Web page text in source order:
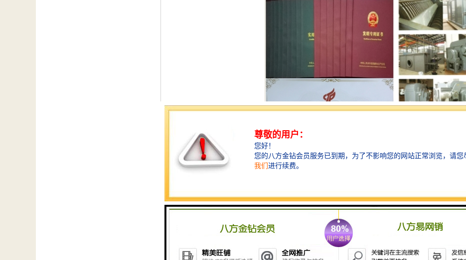
成都源蓉科技有限公司是技术创新型环保科技公司，2008年在四川省成都市高新区注册成立。公司专注于磁分
服务，主要技术人员熟知国内外磁分离净化技术的发展，参与主持了我国稀土磁盘的开发、更新换代，是核心
的两级磁分离净化废水设备，具有更好的处理效果、更小的占地面积，特别对于煤矿等高浓度废水，去除悬浮
势。目前公司磁分离核心技术处于国内水平，已获授权的磁分离国家发明7项。公司于2016年通过。“技术、品